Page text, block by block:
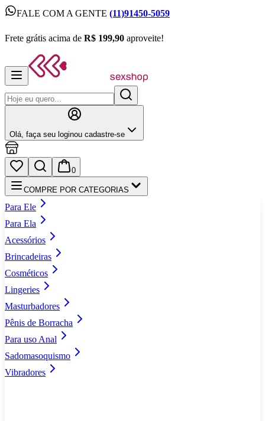
FALE COM A GENTE (11)91450-5059
Frete grátis acima de R$ 199,90 aproveite!
Olá, faça seu loginou cadastre‑se
0
COMPRE POR CATEGORIAS
Para Ele
Para Ela
Acessórios
Brincadeiras
Cosméticos
Lingeries
Masturbadores
Pênis de Borracha
Para uso Anal
Sadomasoquismo
Vibradores